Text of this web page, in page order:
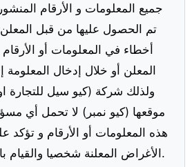
جميع المعلومات و الأرقام
تم الحصول عليها من قبل
أخطاء في المعلومات أو
المعلن أو خلال إدخال المعلومة
ولذلك شركة (كيو سيل للتجارة
موقعها (كيو نمبر) لا تحمل أي
هذه المعلومات أو الأرقام و تؤكد
الأغراض المعلنة شخصيا والقيام بالفحص قبل الشراء.